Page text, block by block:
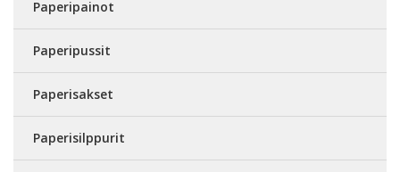
Paperipainot
Paperipussit
Paperisakset
Paperisilppurit